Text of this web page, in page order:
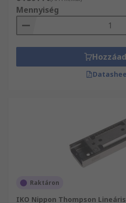
Mennyiség
Raktáron
IKO Nippon Thompson